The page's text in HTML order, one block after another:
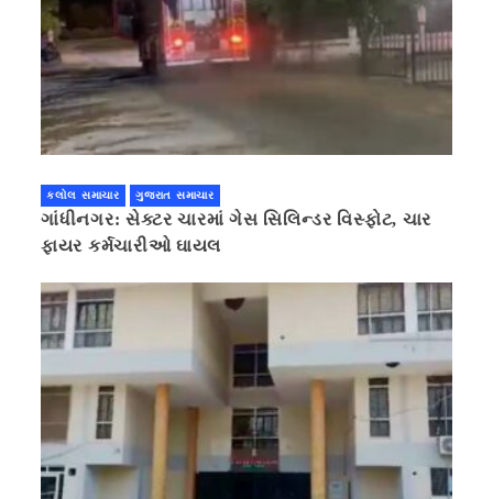
કલોલ સમાચાર ગુજરાત સમાચાર
ગાંધીનગર: સેક્ટર ચારમાં ગેસ સિલિન્ડર વિસ્ફોટ, ચાર
ફાયર કર્મચારીઓ ઘાયલ